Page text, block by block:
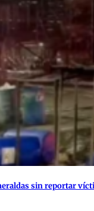
sin reportar